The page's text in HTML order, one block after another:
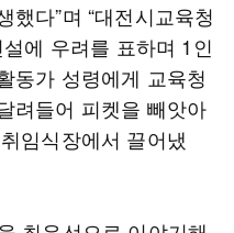
했다”며 “대전시교육청
설에 우려를 표하며 1인
동가 성령에게 교육청
려들어 피켓을 빼앗아
임식장에서 끌어냈